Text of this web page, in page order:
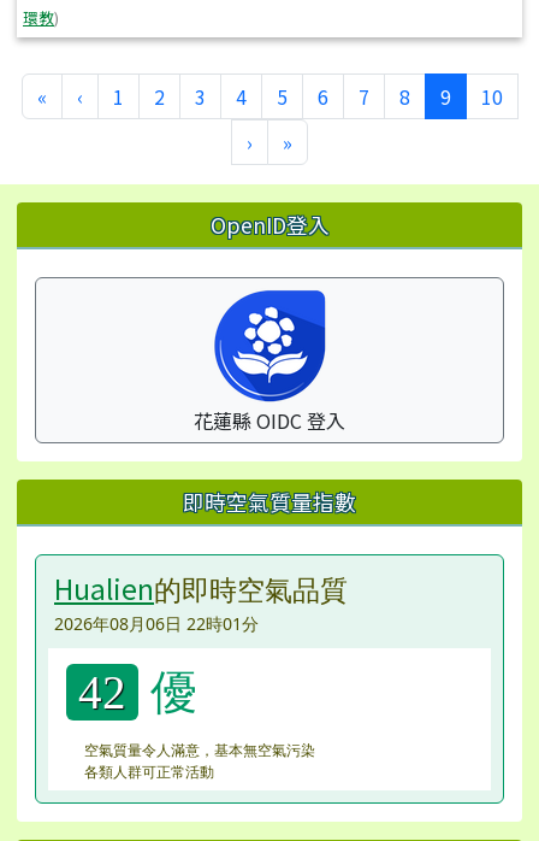
環教)
«第一頁
‹上一頁
1 2 3 4 5 6 7 8 9(目前頁
10
›下一頁
»最後頁
左邊區域內容 OpenID登入
花蓮縣 OIDC 登入
即時空氣質量指數
Hualien的即時空氣品質
2026年08月06日 22時01分
42 優
空氣質量令人滿意，基本無空氣污染
各類人群可正常活動